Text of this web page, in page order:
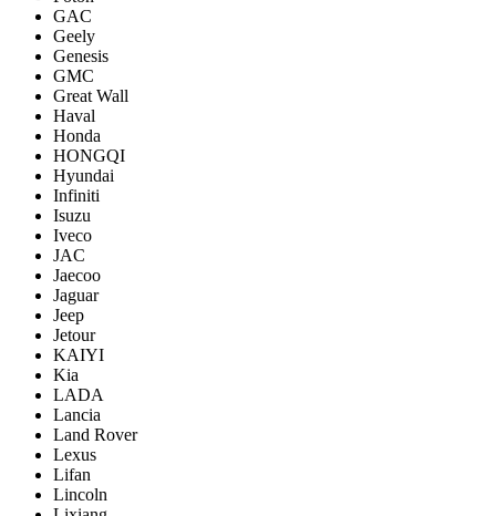
GAC
Geely
Genesis
GMC
Great Wall
Haval
Honda
HONGQI
Hyundai
Infiniti
Isuzu
Iveco
JAC
Jaecoo
Jaguar
Jeep
Jetour
KAIYI
Kia
LADA
Lancia
Land Rover
Lexus
Lifan
Lincoln